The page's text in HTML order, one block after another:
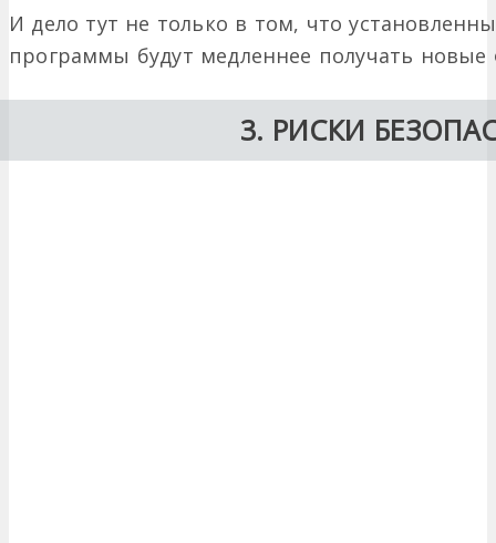
И дело тут не только в том, что
программы будут медленнее получать новые
3. РИСКИ